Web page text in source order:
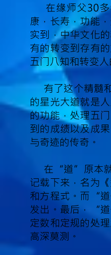
在缘师父30
康，长寿，功能
实到，中华文化
有的转变到存有
五门八知和转变
有了这个精髓
的星光大道就是
的功能，处理五
到的成绩以及成
与奇迹的传奇。
在“道”原本就
记载下来，名为
和方程式。而“
发出。最后，“
定数和定规的处
高深莫测。